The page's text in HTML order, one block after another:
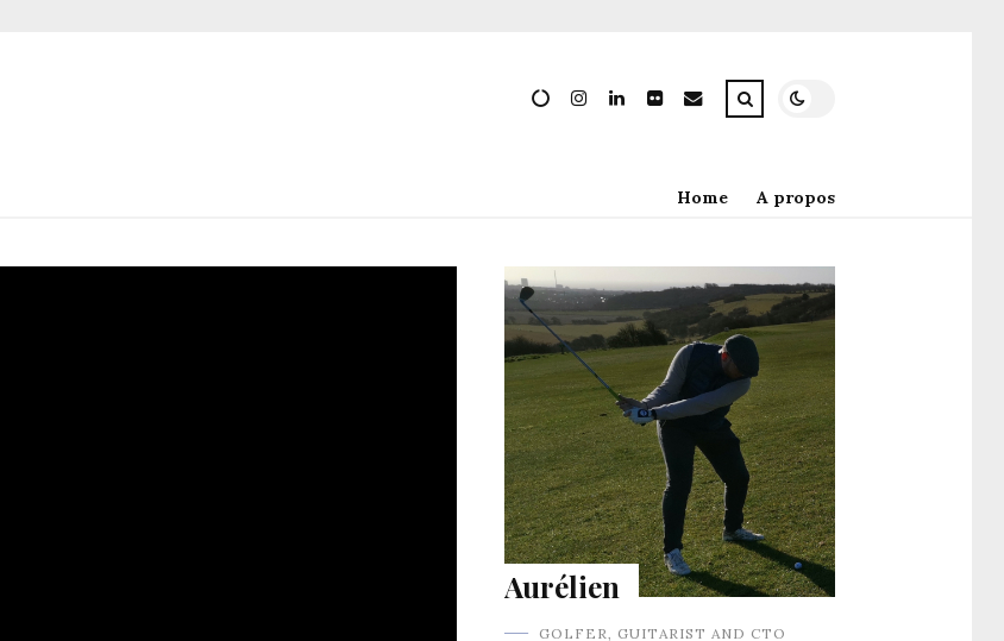
Home A propos
Aurélien
GOLFER, GUITARIST AND CTO